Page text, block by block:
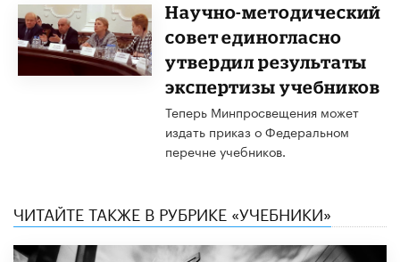
Научно-методический
совет единогласно
утвердил результаты
экспертизы учебников
Теперь Минпросвещения может
издать приказ о Федеральном
перечне учебников.
ЧИТАЙТЕ ТАКЖЕ В РУБРИКЕ «УЧЕБНИКИ»